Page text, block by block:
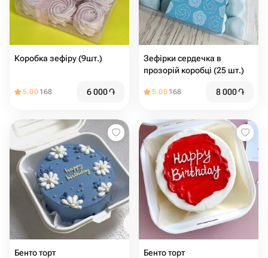
Коробка зефіру (9шт.)
5.00 168 6 000֏
Зефірки сердечка в
прозорій коробці (25 шт.)
5.00 168 8 000֏
Бенто торт Бенто торт